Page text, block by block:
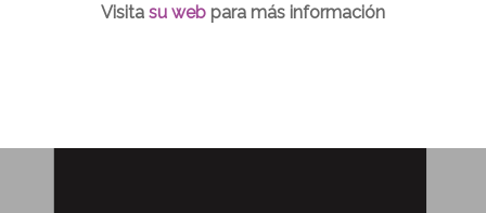
Visita su webpara más información